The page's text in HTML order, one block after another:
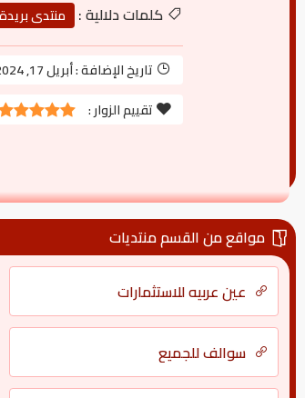
كلمات دلالية :
منتدى بريدة
تاريخ الإضافة :أبريل 17, 2024
تقييم الزوار :
مواقع من القسم منتديات
عين عربيه للاستثمارات
سوالف للجميع